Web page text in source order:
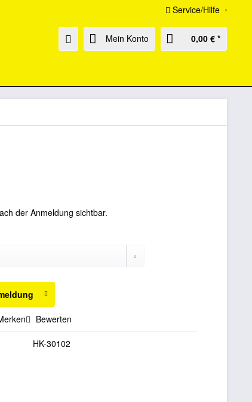
Service/Hilfe
Mein Konto 0,00 € *
der Anmeldung sichtbar.
Bewerten
HK-30102